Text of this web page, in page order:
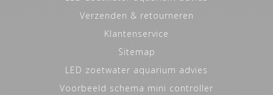
Verzenden & retourneren
Klantenservice
Sitemap
LED zoetwater aquarium advies
Voorbeeld schema mini controller